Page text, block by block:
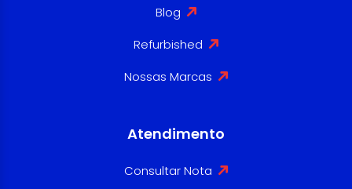
Blog
Refurbished
Nossas Marcas
Atendimento
Consultar Nota